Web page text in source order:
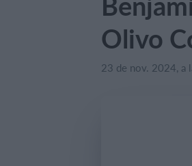
Olivo
23 de nov. 2024, a